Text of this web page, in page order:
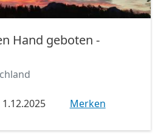
Hand geboten -
1.12.2025 Merken